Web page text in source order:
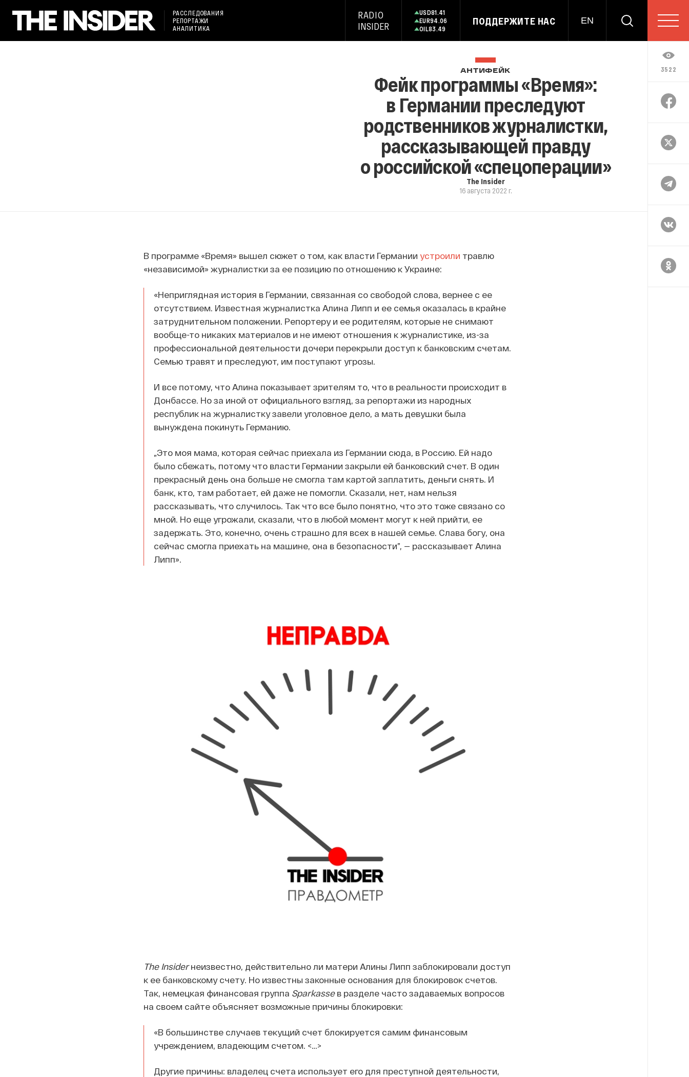
РАССЛЕДОВАНИЯ
РЕПОРТАЖИ
АНАЛИТИКА
RADIO
INSIDER
USD81.41
EUR94.06
OIL83.49
ПОДДЕРЖИТЕ НАС EN
3522
АНТИФЕЙК
Фейк программы «Время»:
в Германии преследуют
родственников журналистки,
рассказывающей правду
о российской «спецоперации»
The Insider
16 августа 2022 г.
В программе «Время» вышел сюжет о том, как власти Германии устроили травлю
«независимой» журналистки за ее позицию по отношению к Украине:
«Неприглядная история в Германии, связанная со свободой слова, вернее с ее
отсутствием. Известная журналистка Алина Липп и ее семья оказалась в крайне
затруднительном положении. Репортеру и ее родителям, которые не снимают
вообще-то никаких материалов и не имеют отношения к журналистике, из-за
профессиональной деятельности дочери перекрыли доступ к банковским счетам.
Семью травят и преследуют, им поступают угрозы.
И все потому, что Алина показывает зрителям то, что в реальности происходит в
Донбассе. Но за иной от официального взгляд, за репортажи из народных
республик на журналистку завели уголовное дело, а мать девушки была
вынуждена покинуть Германию.
„Это моя мама, которая сейчас приехала из Германии сюда, в Россию. Ей надо
было сбежать, потому что власти Германии закрыли ей банковский счет. В один
прекрасный день она больше не смогла там картой заплатить, деньги снять. И
банк, кто, там работает, ей даже не помогли. Сказали, нет, нам нельзя
рассказывать, что случилось. Так что все было понятно, что это тоже связано со
мной. Но еще угрожали, сказали, что в любой момент могут к ней прийти, ее
задержать. Это, конечно, очень страшно для всех в нашей семье. Слава богу, она
сейчас смогла приехать на машине, она в безопасности”, — рассказывает Алина
Липп».
The Insiderнеизвестно, действительно ли матери Алины Липп заблокировали доступ
к ее банковскому счету. Но известны законные основания для блокировок счетов.
Так, немецкая финансовая группа Sparkasse в разделе часто задаваемых вопросов
на своем сайте объясняет возможные причины блокировки:
«В большинстве случаев текущий счет блокируется самим финансовым
учреждением, владеющим счетом. <…>
Другие причины: владелец счета использует его для преступной деятельности,